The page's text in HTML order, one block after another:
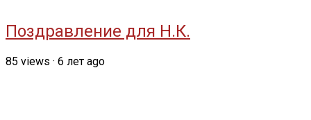
Поздравление для Н.К.
85 views · 6 лет ago